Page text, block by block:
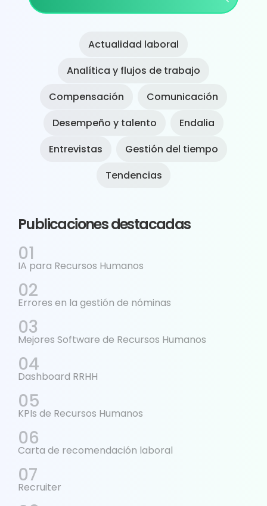
Sidebar
Actualidad laboral
Analítica y flujos de trabajo
Compensación
Comunicación
Desempeño y talento
Endalia
Entrevistas
Gestión del tiempo
Tendencias
Publicaciones destacadas
IA para Recursos Humanos
Errores en la gestión de nóminas
Mejores Software de Recursos Humanos
Dashboard RRHH
KPIs de Recursos Humanos
Carta de recomendación laboral
Recruiter